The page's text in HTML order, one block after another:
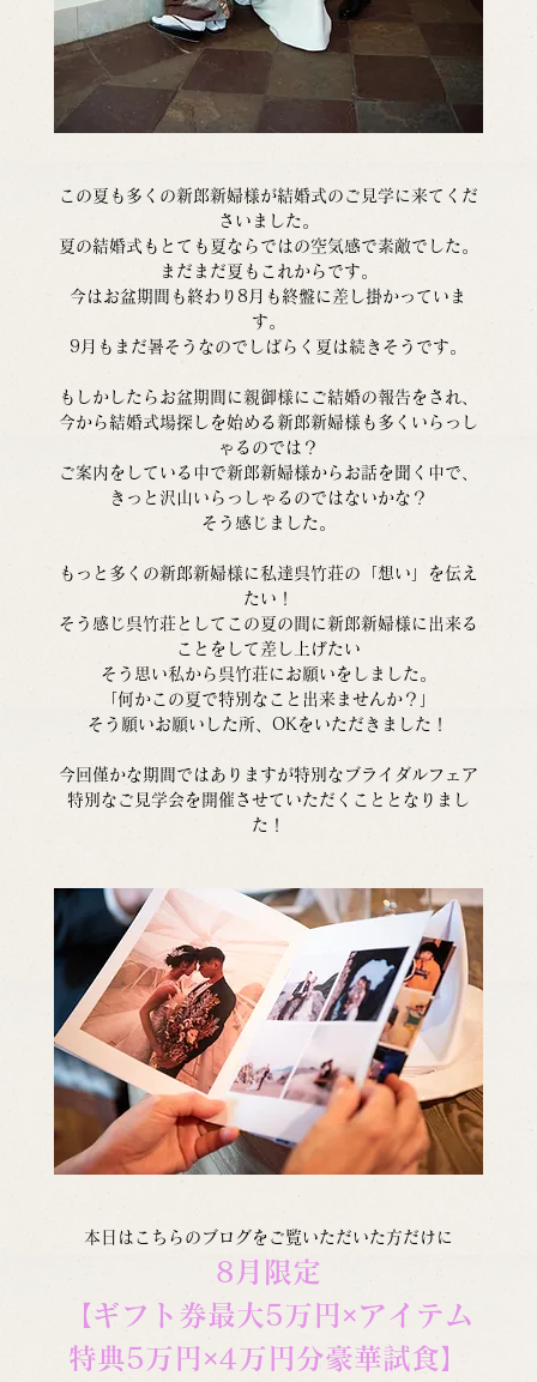
この夏も多くの新郎新婦様が結婚式のご見学に来てくだ
さいました。
夏の結婚式もとても夏ならではの空気感で素敵でした。
まだまだ夏もこれからです。
今はお盆期間も終わり8月も終盤に差し掛かっていま
す。
9月もまだ暑そうなのでしばらく夏は続きそうです。
もしかしたらお盆期間に親御様にご結婚の報告をされ、
今から結婚式場探しを始める新郎新婦様も多くいらっし
ゃるのでは？
ご案内をしている中で新郎新婦様からお話を聞く中で、
きっと沢山いらっしゃるのではないかな？
そう感じました。
もっと多くの新郎新婦様に私達呉竹荘の「想い」を伝え
たい！
そう感じ呉竹荘としてこの夏の間に新郎新婦様に出来る
ことをして差し上げたい
そう思い私から呉竹荘にお願いをしました。
「何かこの夏で特別なこと出来ませんか？」
そう願いお願いした所、OKをいただきました！
今回僅かな期間ではありますが特別なブライダルフェア
特別なご見学会を開催させていただくこととなりまし
た！
本日はこちらのブログをご覧いただいた方だけに
8月限定
【ギフト券最大5万円×アイテム
特典5万円×4万円分豪華試食】